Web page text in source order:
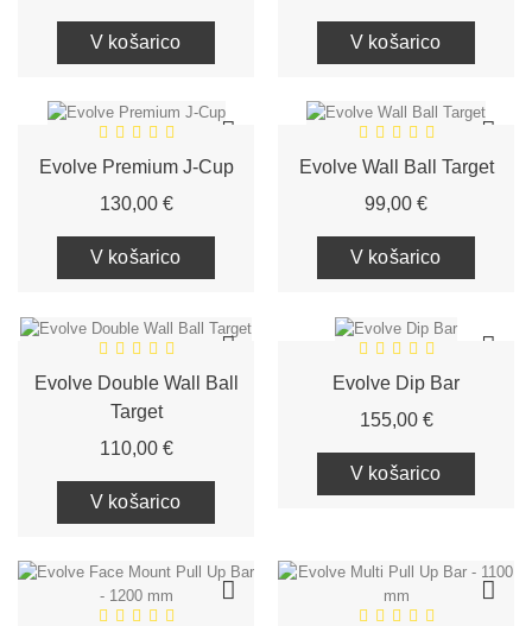
V košarico V košarico
Evolve Premium J-Cup
130,00 €Cena
V košarico
Evolve Wall Ball Target
99,00 €Cena
V košarico
Evolve Double Wall Ball
Target
110,00 €Cena
V košarico
Evolve Dip Bar
155,00 €Cena
V košarico